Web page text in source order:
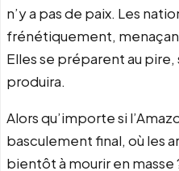
n’y a pas de paix. Les
frénétiquement,
Elles se préparent au pire,
produira.
Alors qu’importe si
basculement final, où les
bientôt à mourir en